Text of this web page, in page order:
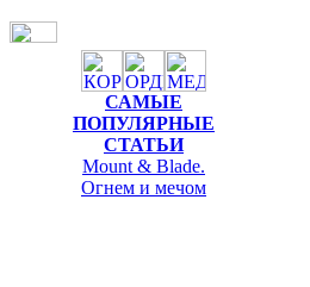
САМЫЕ
ПОПУЛЯРНЫЕ
СТАТЬИ
Mount & Blade.
Огнем и мечом